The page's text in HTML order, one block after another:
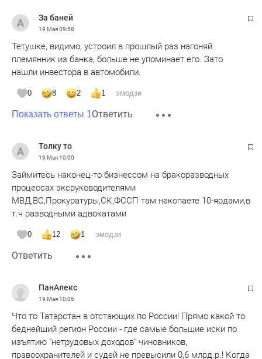
За баней
19 Мая09:58
Тетушке, видимо, устроил в прошлый раз нагоняй
племянник из банка, больше не упоминает его. Зато
нашли инвестора в автомобили.
0 8 2 1 эмодзи
Показать ответы 1Ответить
Толку то
19 Мая10:00
Займитесь наконец-то бизнессом на бракоразводных
процессах эксруководителями
МВД,ВС,Прокуратуры,СК,ФССП там накопаете 10-ярдами,в
т.ч разводными адвокатами
0 12 1 эмодзи
Ответить
ПанАлекс
19 Мая10:06
Что то Татарстан в отстающих по России! Прямо какой то
беднейший регион России - где самые большие иски по
изъятию "нетрудовых доходов" чиновников,
правоохранителей и судей не превысили 0,6 млрд.р.! Когда